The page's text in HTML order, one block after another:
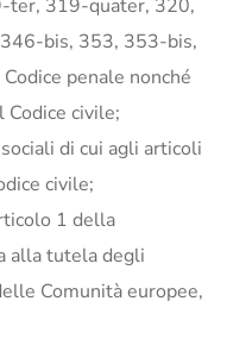
ter, 319-quater, 320,
bis, 353, 353-bis,
penale nonché
civile;
di cui agli articoli
civile;
1 della
alla tutela degli
Comunità europee,